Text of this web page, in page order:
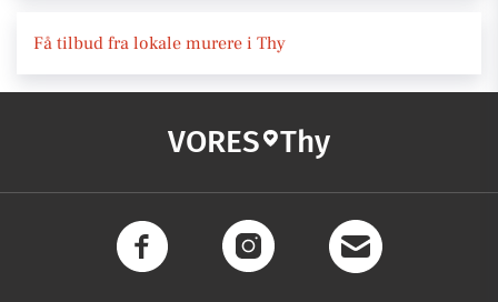
Få tilbud fra lokale murere i Thy
VORES Thy